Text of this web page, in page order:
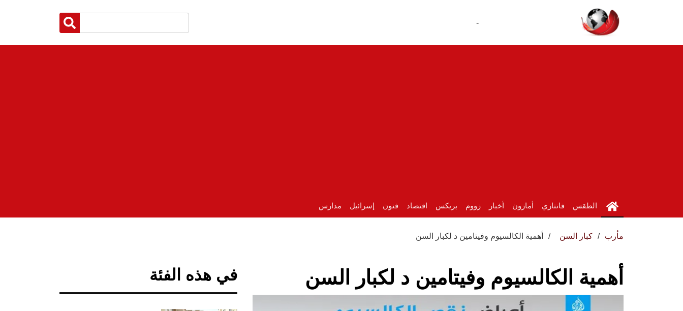
-
الطقس فانتازي أمازون أخبار زووم بريكس اقتصاد فنون إسرائيل مدارس
مأرب كبار السن أهمية الكالسيوم وفيتامين د لكبار السن
أهمية الكالسيوم وفيتامين د لكبار السن في هذه الفئة